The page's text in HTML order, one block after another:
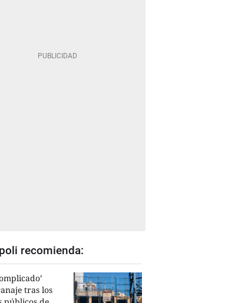
recomienda:
tras los